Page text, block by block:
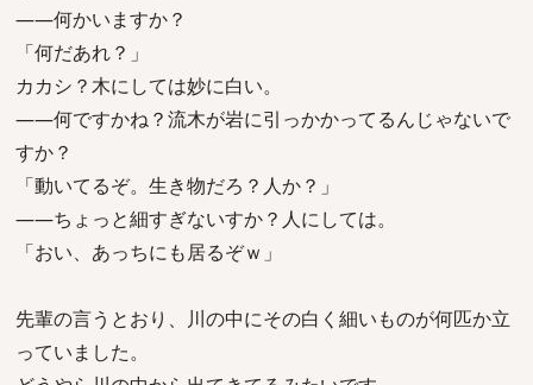
――何かいますか？
「何だあれ？」
カカシ？木にしては妙に白い。
――何ですかね？流木が岩に引っかかってるんじゃないで
すか？
「動いてるぞ。生き物だろ？人か？」
――ちょっと細すぎないすか？人にしては。
「おい、あっちにも居るぞｗ」
先輩の言うとおり、川の中にその白く細いものが何匹か立
っていました。